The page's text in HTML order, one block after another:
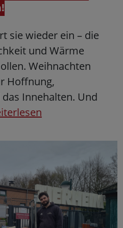
sie wieder ein – die
und Wärme
Weihnachten
Hoffnung,
Innehalten. Und